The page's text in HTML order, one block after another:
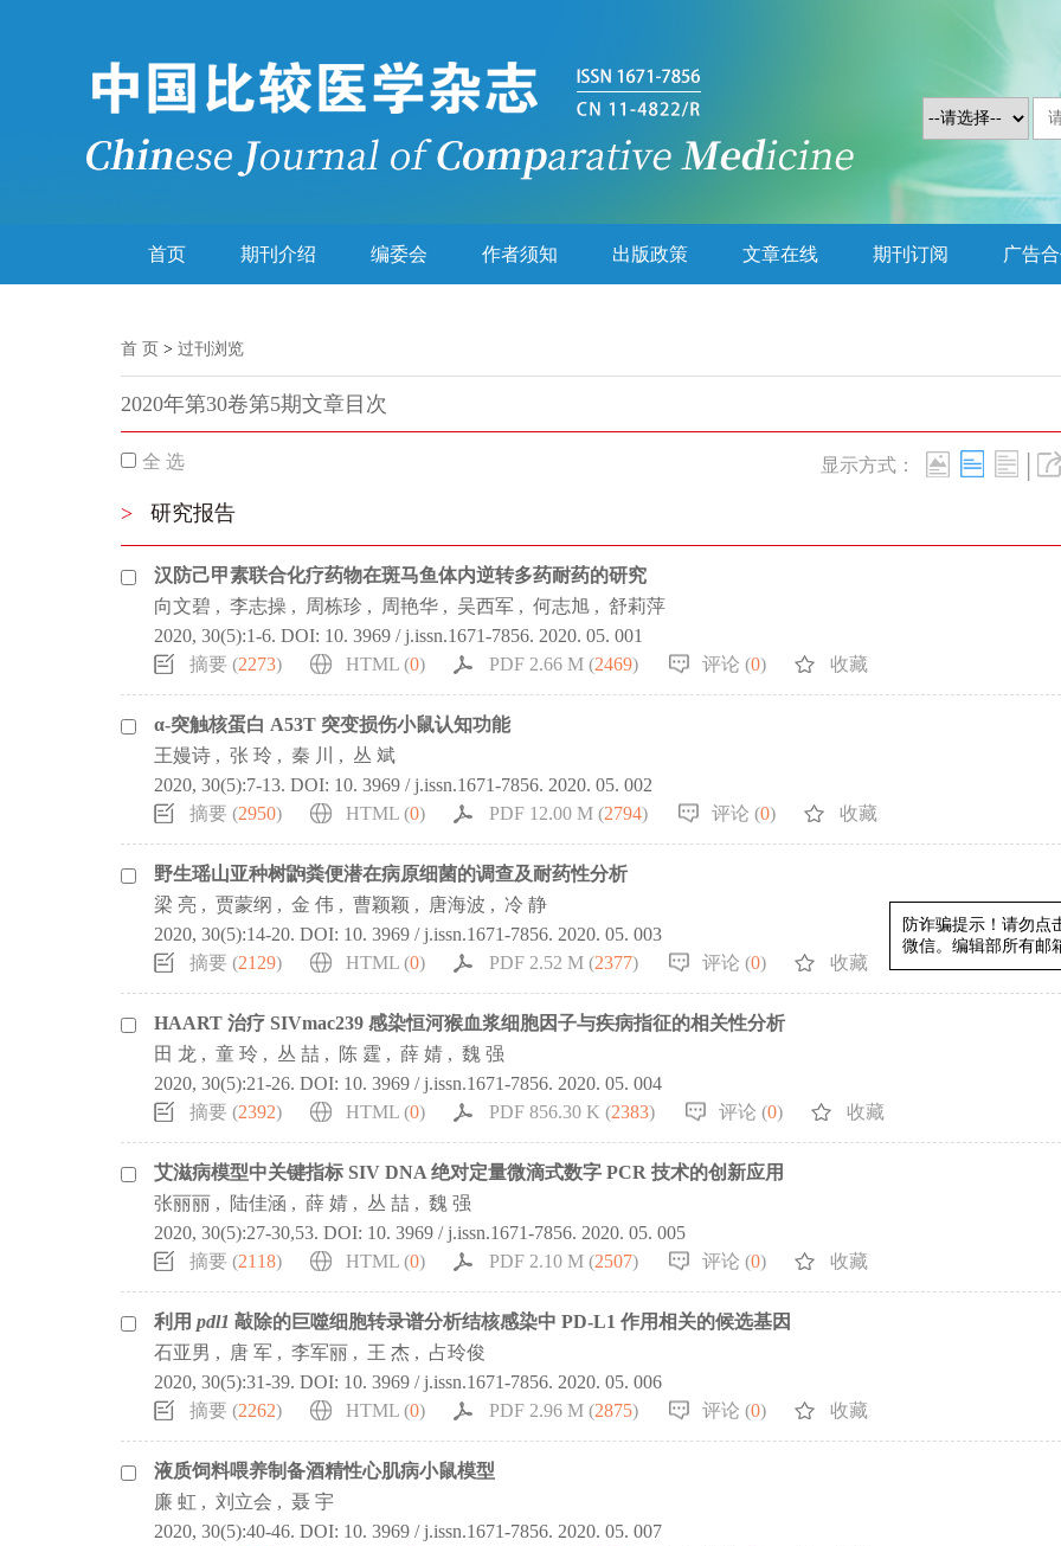
首页 期刊介绍 编委会 作者须知 出版政策 文章在线 期刊订阅 广告
首 页 > 过刊浏览
2020年第30卷第5期文章目次
全 选 显示方式： |
> 研究报告
汉防己甲素联合化疗药物在斑马鱼体内逆转多药耐药的研究
向文碧 , 李志操 , 周栋珍 , 周艳华 , 吴西军 , 何志旭 , 舒莉萍
2020, 30(5):1-6. DOI: 10. 3969 / j.issn.1671-7856. 2020. 05. 001
摘要 (2273) HTML (0) PDF 2.66 M (2469) 评论 (0) 收藏
α-突触核蛋白 A53T 突变损伤小鼠认知功能
王嫚诗 , 张 玲 , 秦 川 , 丛 斌
2020, 30(5):7-13. DOI: 10. 3969 / j.issn.1671-7856. 2020. 05. 002
摘要 (2950) HTML (0) PDF 12.00 M (2794) 评论 (0) 收藏
野生瑶山亚种树鼩粪便潜在病原细菌的调查及耐药性分析
梁 亮 , 贾蒙纲 , 金 伟 , 曹颖颖 , 唐海波 , 冷 静
2020, 30(5):14-20. DOI: 10. 3969 / j.issn.1671-7856. 2020. 05. 003
摘要 (2129) HTML (0) PDF 2.52 M (2377) 评论 (0) 收藏
HAART 治疗 SIVmac239 感染恒河猴血浆细胞因子与疾病指征的相关性分析
田 龙 , 童 玲 , 丛 喆 , 陈 霆 , 薛 婧 , 魏 强
2020, 30(5):21-26. DOI: 10. 3969 / j.issn.1671-7856. 2020. 05. 004
摘要 (2392) HTML (0) PDF 856.30 K (2383) 评论 (0) 收藏
艾滋病模型中关键指标 SIV DNA 绝对定量微滴式数字 PCR 技术的创新应用
张丽丽 , 陆佳涵 , 薛 婧 , 丛 喆 , 魏 强
2020, 30(5):27-30,53. DOI: 10. 3969 / j.issn.1671-7856. 2020. 05. 005
摘要 (2118) HTML (0) PDF 2.10 M (2507) 评论 (0) 收藏
利用 pdl1 敲除的巨噬细胞转录谱分析结核感染中 PD-L1 作用相关的候选基因
石亚男 , 唐 军 , 李军丽 , 王 杰 , 占玲俊
2020, 30(5):31-39. DOI: 10. 3969 / j.issn.1671-7856. 2020. 05. 006
摘要 (2262) HTML (0) PDF 2.96 M (2875) 评论 (0) 收藏
液质饲料喂养制备酒精性心肌病小鼠模型
廉 虹 , 刘立会 , 聂 宇
2020, 30(5):40-46. DOI: 10. 3969 / j.issn.1671-7856. 2020. 05. 007
防诈骗提示！
微信。编辑部